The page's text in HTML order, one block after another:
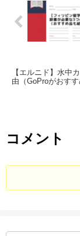
【エルニド】水中
由（GoProがおすす
コメント